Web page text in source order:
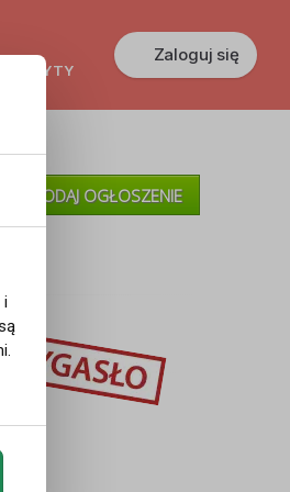
KREDYTY
Zaloguj się
DODAJ OGŁOSZENIE
i